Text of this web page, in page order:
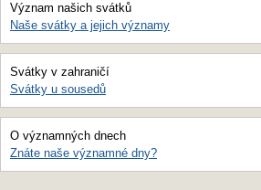
Význam našich svátků
Naše svátky a jejich významy
Svátky v zahraničí
Svátky u sousedů
O významných dnech
Znáte naše významné dny?